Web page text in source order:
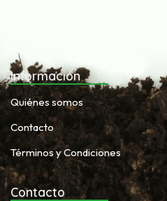
Información
Quiénes somos
Contacto
Términos y Condiciones
Contacto